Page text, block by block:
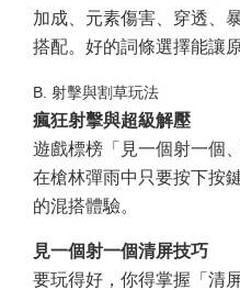
加成、元素傷害、穿透、
搭配。好的詞條選擇能讓
B. 射擊與割草玩法
瘋狂射擊與超級解壓
遊戲標榜「見一個射一個
在槍林彈雨中只要按下按
的混搭體驗。
見一個射一個清屏技巧
要玩得好，你得掌握「清